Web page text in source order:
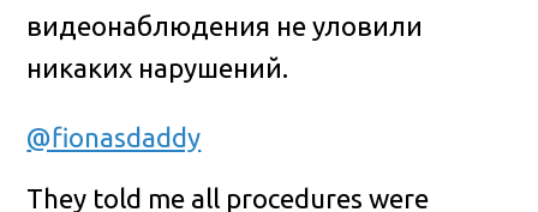
видеонаблюдения не уловили
никаких нарушений.
@fionasdaddy
They told me all procedures were